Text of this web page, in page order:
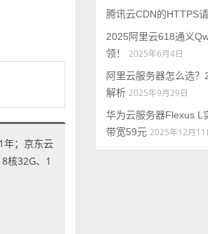
年；京东云
核32G、1
腾讯云CDN的HTTPS
2025阿里云618通义
领！
2025年6月4日
阿里云服务器怎么选
解析 2025年9月29日
华为云服务器Flexus L
带宽59元 2025年12月11